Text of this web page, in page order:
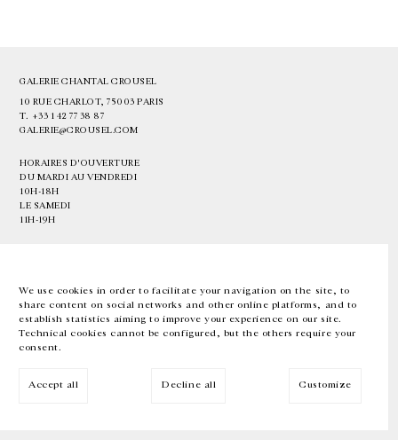
We use cookies in order to facilitate your navigation on the site, to
share content on social networks and other online platforms, and to
establish statistics aiming to improve your experience on our site.
Technical cookies cannot be configured, but the others require your
consent.
Accept all Decline all Customize
GALERIE CHANTAL CROUSEL
10 RUE CHARLOT, 75003 PARIS
T. +33 1 42 77 38 87
GALERIE@CROUSEL.COM
HORAIRES D'OUVERTURE
DU MARDI AU VENDREDI
10H-18H
LE SAMEDI
11H-19H
EN FR 中文 Facebook Instagram
Inscrivez-vous à notre newsletter